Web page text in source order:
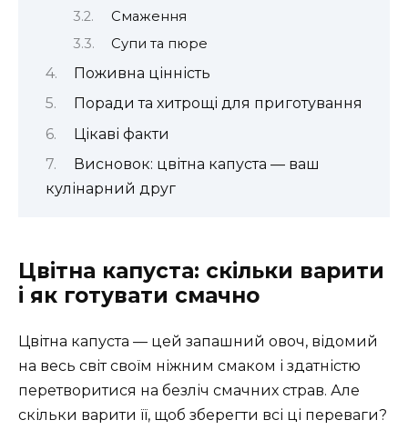
Смаження
Супи та пюре
Поживна цінність
Поради та хитрощі для приготування
Цікаві факти
Висновок: цвітна капуста — ваш
кулінарний друг
Цвітна капуста: скільки варити
і як готувати смачно
Цвітна капуста — цей запашний овоч, відомий
на весь світ своїм ніжним смаком і здатністю
перетворитися на безліч смачних страв. Але
скільки варити її, щоб зберегти всі ці переваги?